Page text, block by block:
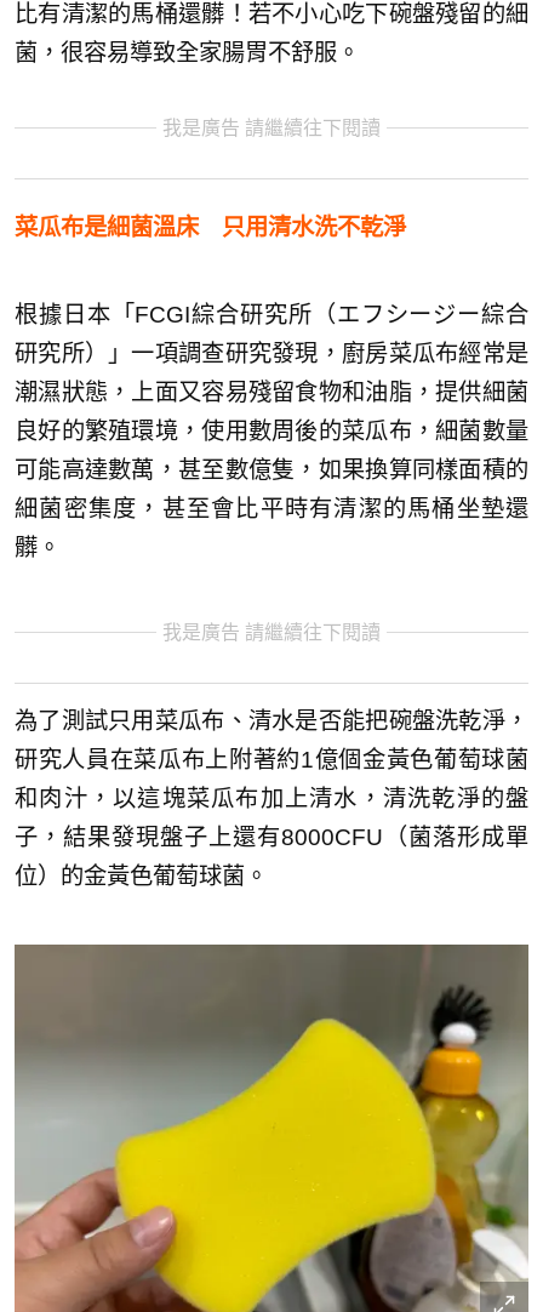
比有清潔的馬桶還髒！若不小心吃下碗盤殘留的細
菌，很容易導致全家腸胃不舒服。
我是廣告 請繼續往下閱讀
菜瓜布是細菌溫床 只用清水洗不乾淨
根據日本「FCGI綜合研究所（エフシージー綜合
研究所）」一項調查研究發現，廚房菜瓜布經常是
潮濕狀態，上面又容易殘留食物和油脂，提供細菌
良好的繁殖環境，使用數周後的菜瓜布，細菌數量
可能高達數萬，甚至數億隻，如果換算同樣面積的
細菌密集度，甚至會比平時有清潔的馬桶坐墊還
髒。
我是廣告 請繼續往下閱讀
為了測試只用菜瓜布、清水是否能把碗盤洗乾淨，
研究人員在菜瓜布上附著約1億個金黃色葡萄球菌
和肉汁，以這塊菜瓜布加上清水，清洗乾淨的盤
子，結果發現盤子上還有8000CFU（菌落形成單
位）的金黃色葡萄球菌。